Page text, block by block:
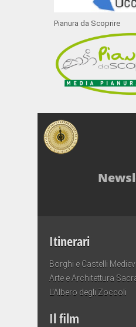
Pianura da Scoprire
Itinerari
Borghi e Castelli
Arte e Architettura
L’Albero degli Zoccoli
Il film